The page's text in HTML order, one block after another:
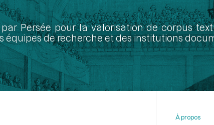
Persée pour la valorisation de corpus
équipes de recherche et des institutions
À propos